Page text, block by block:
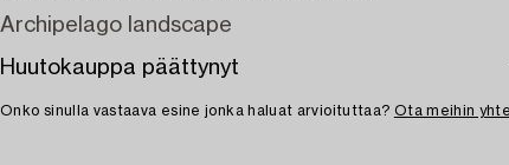
Archipelago landscape
Huutokauppa päättynyt
Onko sinulla vastaava esine jonka haluat arvioituttaa? Ota meihin